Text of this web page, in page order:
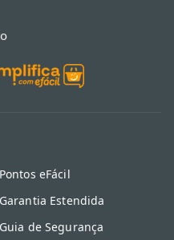
Pontos eFácil
Garantia Estendida
Guia de Segurança